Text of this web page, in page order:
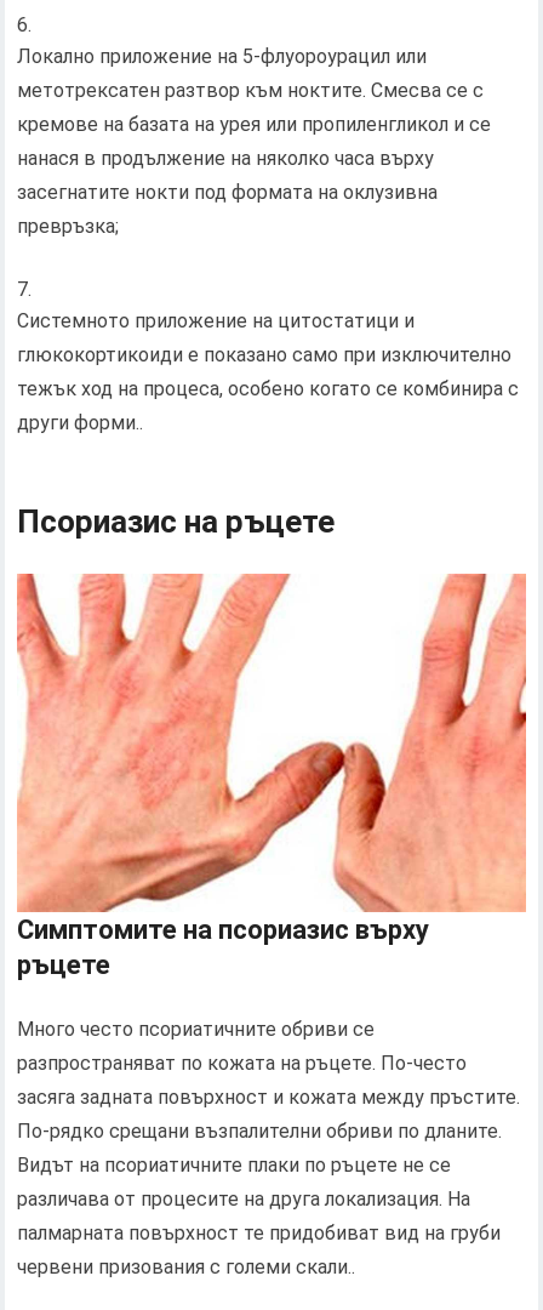
Локално приложение на 5-флуороурацил или
метотрексатен разтвор към ноктите. Смесва се с
кремове на базата на урея или пропиленгликол и се
нанася в продължение на няколко часа върху
засегнатите нокти под формата на оклузивна
превръзка;
Системното приложение на цитостатици и
глюкокортикоиди е показано само при изключително
тежък ход на процеса, особено когато се комбинира с
други форми..
Псориазис на ръцете
Симптомите на псориазис върху
ръцете
Много често псориатичните обриви се
разпространяват по кожата на ръцете. По-често
засяга задната повърхност и кожата между пръстите.
По-рядко срещани възпалителни обриви по дланите.
Видът на псориатичните плаки по ръцете не се
различава от процесите на друга локализация. На
палмарната повърхност те придобиват вид на груби
червени призования с големи скали..